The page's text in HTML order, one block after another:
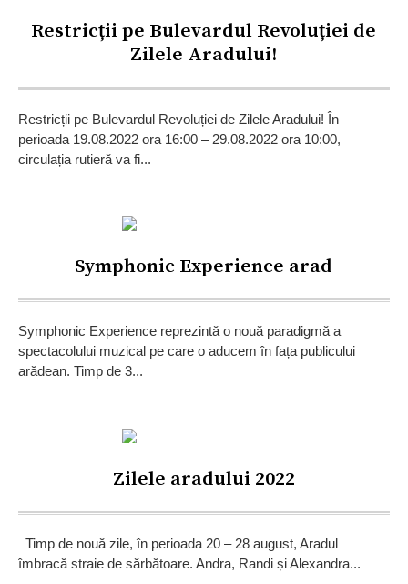
Restricții pe Bulevardul Revoluției de
Zilele Aradului!
Restricții pe Bulevardul Revoluției de Zilele Aradului! În
perioada 19.08.2022 ora 16:00 – 29.08.2022 ora 10:00,
circulația rutieră va fi...
Symphonic Experience arad
Symphonic Experience reprezintă o nouă paradigmă a
spectacolului muzical pe care o aducem în fața publicului
arădean. Timp de 3...
Zilele aradului 2022
Timp de nouă zile, în perioada 20 – 28 august, Aradul
îmbracă straie de sărbătoare. Andra, Randi și Alexandra...